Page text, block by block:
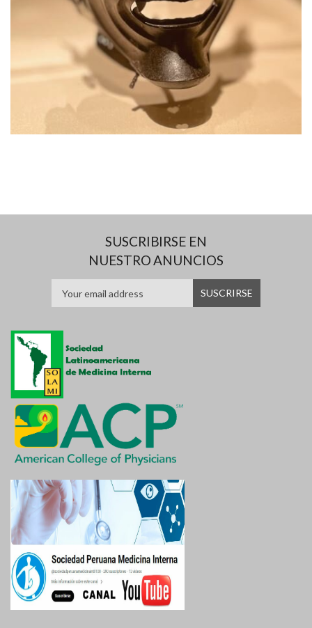
SUSCRIBIRSE EN
NUESTRO ANUNCIOS